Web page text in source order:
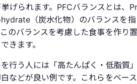
げられます。PFCバランスとは、
（炭水化物）のバランスを
のバランスを考慮した食事を作り
きます。
行う人には「高たんぱく・低脂質
などが良い例です。これらをベー